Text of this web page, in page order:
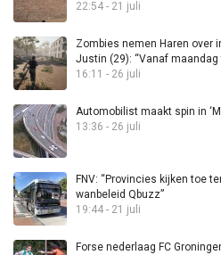
22:54 - 21 juli
Zombies nemen Haren over
Justin (29): “Vanaf maandag
16:11 - 26 juli
Automobilist maakt spin in
13:36 - 26 juli
FNV: “Provincies kijken toe
wanbeleid Qbuzz”
19:44 - 21 juli
Forse nederlaag FC